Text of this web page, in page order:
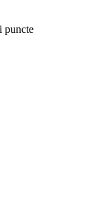
puncte